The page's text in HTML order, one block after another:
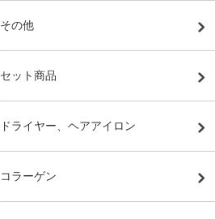
その他
セット商品
ドライヤー、ヘアアイロン
コラーゲン